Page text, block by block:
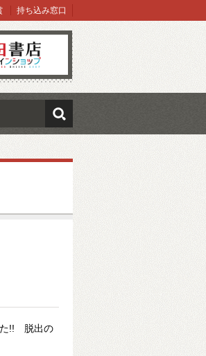
ップ
持ち込み窓口
検索
た!! 脱出の